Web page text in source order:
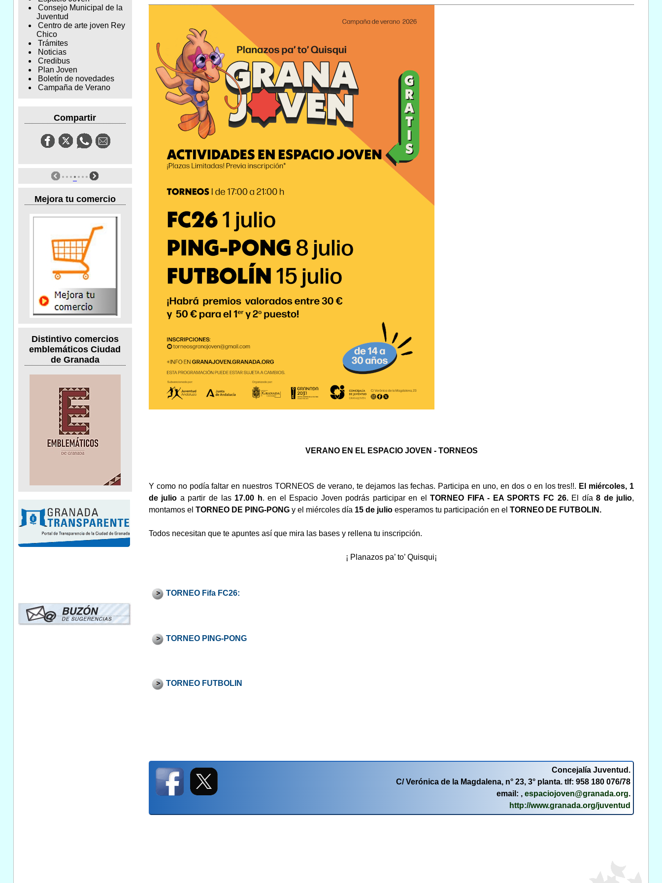
Consejo Municipal de la
Juventud
Centro de arte joven Rey
Chico
Trámites
Noticias
Credibus
Plan Joven
Boletín de novedades
Campaña de Verano
Compartir
Mejora tu comercio
Distintivo comercios
emblemáticos Ciudad
de Granada
VERANO EN EL ESPACIO JOVEN - TORNEOS
Y como no podía faltar en nuestros TORNEOS de verano, te dejamos las fechas. Participa en uno, en dos o en los tres!!. E l miércoles, 1
de julio a partir de las 17.00 h. en el Espacio Joven podrás participar en elTORNEO FIFA - EA SPORTS FC 26.El día8 de julio,
montamos el TORNEO DE PING-PONGy el miércoles día 15 de julio esperamos tu participación en el TORNEO DE FUTBOLIN.
Todos necesitan que te apuntes así que mira las bases y rellena tu inscripción.
¡ Planazos pa’ to’ Quisqui¡
TORNEO Fifa FC26:
TORNEO PING-PONG
TORNEO FUTBOLIN
Concejalía Juventud.
C/ Verónica de la Magdalena, n° 23, 3° planta. tlf: 958 180 076/78
email: ,espaciojoven@granada.org.
http://www.granada.org/juventud